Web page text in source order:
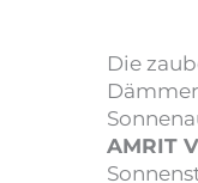
Die
AMRIT